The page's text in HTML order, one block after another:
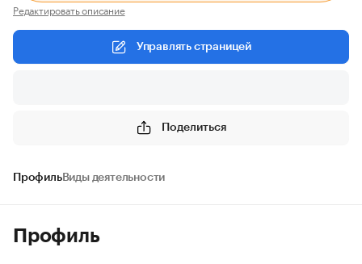
Редактировать описание
Управлять страницей
Поделиться
ПрофильВиды деятельности
Профиль